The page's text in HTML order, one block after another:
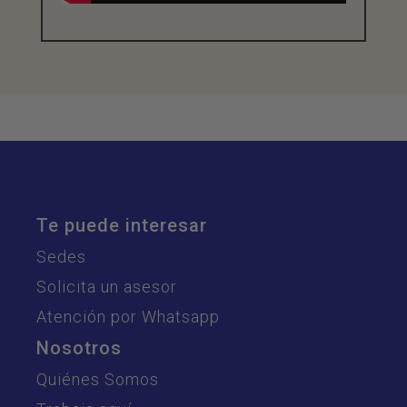
Te puede interesar
Sedes
Solicita un asesor
Atención por Whatsapp
Nosotros
Quiénes Somos